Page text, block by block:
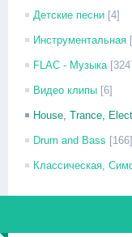
Детские песни [4]
Инструментальная
FLAC - Музыка
Видео клипы [6]
House, Trance,
Drum and Bass [166]
Классическая,